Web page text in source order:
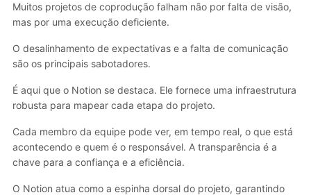
Muitos projetos de coprodução falham não por falta de visão,
mas por uma execução deficiente.
O desalinhamento de expectativas e a falta de comunicação
são os principais sabotadores.
É aqui que o Notion se destaca. Ele fornece uma infraestrutura
robusta para mapear cada etapa do projeto.
Cada membro da equipe pode ver, em tempo real, o que está
acontecendo e quem é o responsável. A transparência é a
chave para a confiança e a eficiência.
O Notion atua como a espinha dorsal do projeto, garantindo